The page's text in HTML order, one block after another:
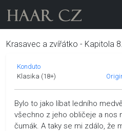
Krasavec a zvířátko - Kapitola 8.
Konduto
Klasika (18+)
Bylo to jako líbat ledního
všechno z jeho obličeje a nos
čumák. A taky se mi zdálo, že